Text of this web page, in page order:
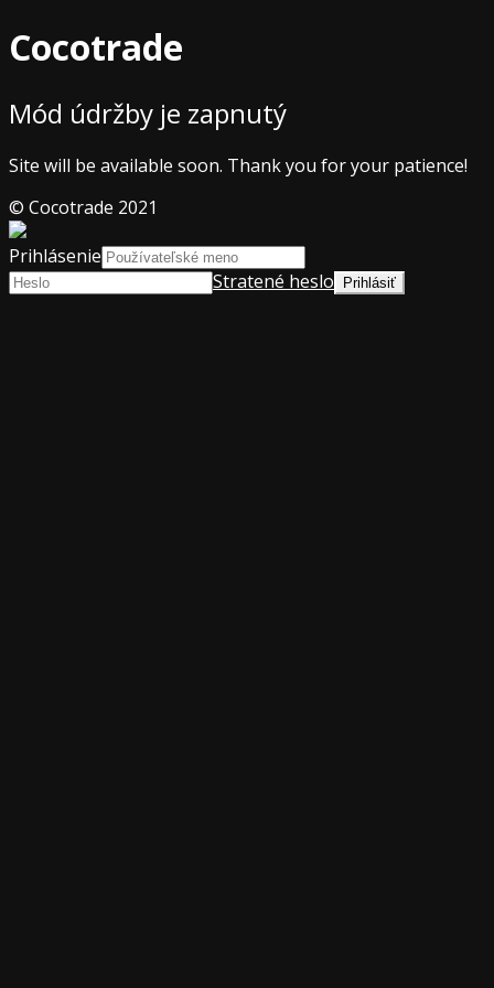
Cocotrade
Mód údržby je zapnutý
Site will be available soon. Thank you for your patience!
© Cocotrade 2021
Prihlásenie
Stratené heslo